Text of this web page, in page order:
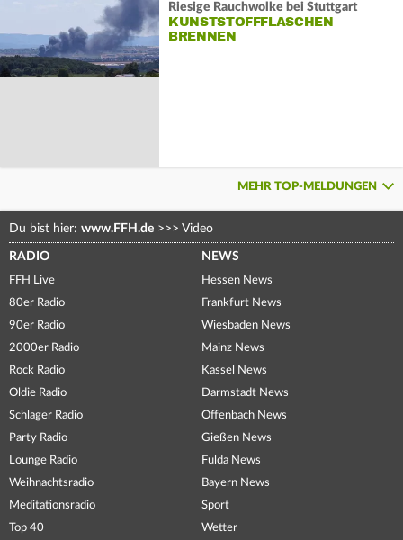
Riesige Rauchwolke bei Stuttgart
KUNSTSTOFFFLASCHEN
BRENNEN
MEHR TOP-MELDUNGEN
Du bist hier: www.FFH.de >>> Video
RADIO
FFH Live
80er Radio
90er Radio
2000er Radio
Rock Radio
Oldie Radio
Schlager Radio
Party Radio
Lounge Radio
Weihnachtsradio
Meditationsradio
Top 40
NEWS
Hessen News
Frankfurt News
Wiesbaden News
Mainz News
Kassel News
Darmstadt News
Offenbach News
Gießen News
Fulda News
Bayern News
Sport
Wetter